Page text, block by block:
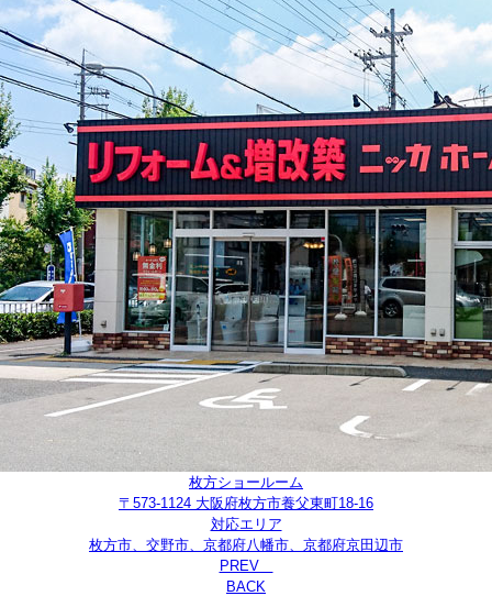
枚方ショールーム
〒573-1124 大阪府枚方市養父東町18-16
対応エリア
枚方市、交野市、京都府八幡市、京都府京田辺市
PREV
BACK